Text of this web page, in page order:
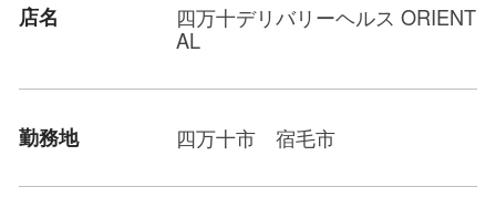
店名
四万十デリバリーヘルス ORIENT
AL
勤務地 四万十市 宿毛市